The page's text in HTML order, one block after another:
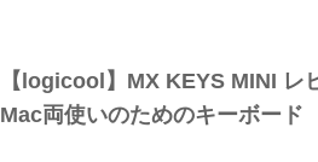
【logicool】MX KEYS MINI レビュー |
Mac両使いのためのキーボード